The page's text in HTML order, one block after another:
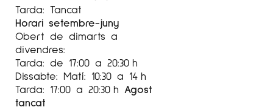
Tarda: Tancat
Horari setembre-juny
Obert de dimarts a
divendres:
Tarda: de 17:00 a 20:30 h
Dissabte: Matí: 10:30 a 14 h
Tarda: 17:00 a 20:30 h Agost
tancat